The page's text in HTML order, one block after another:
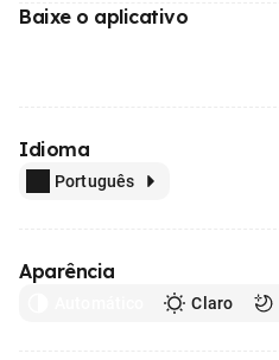
Baixe o aplicativo
Idioma
Português
Aparência
Claro